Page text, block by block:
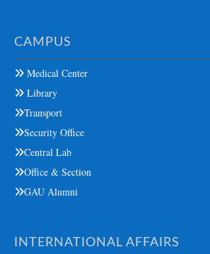
CAMPUS
Medical Center
Library
Transport
Security Office
Central Lab
Office & Section
GAU Alumni
INTERNATIONAL AFFAIRS